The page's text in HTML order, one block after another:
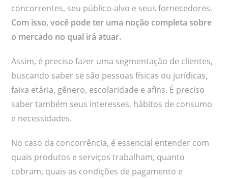
concorrentes, seu público-alvo e seus fornecedores.
Com isso, você pode ter uma noção completa sobre
o mercado no qual irá atuar.
Assim, é preciso fazer uma segmentação de clientes,
buscando saber se são pessoas físicas ou jurídicas,
faixa etária, gênero, escolaridade e afins. É preciso
saber também seus interesses, hábitos de consumo
e necessidades.
No caso da concorrência, é essencial entender com
quais produtos e serviços trabalham, quanto
cobram, quais as condições de pagamento e